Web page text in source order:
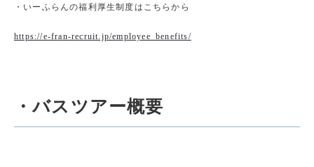
・いーふらんの福利厚生制度はこちらから
https://e-fran-recruit.jp/employee_benefits/
・バスツアー概要